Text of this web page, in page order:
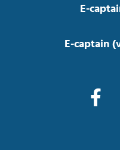
E-
E-captain